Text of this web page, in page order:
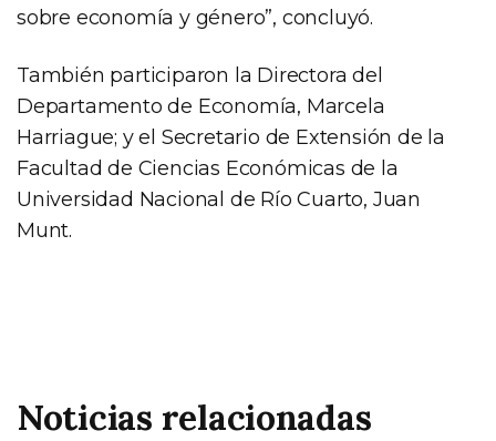
sobre economía y género”, concluyó.
También participaron la Directora del
Departamento de Economía, Marcela
Harriague; y el Secretario de Extensión de la
Facultad de Ciencias Económicas de la
Universidad Nacional de Río Cuarto, Juan
Munt.
Noticias relacionadas